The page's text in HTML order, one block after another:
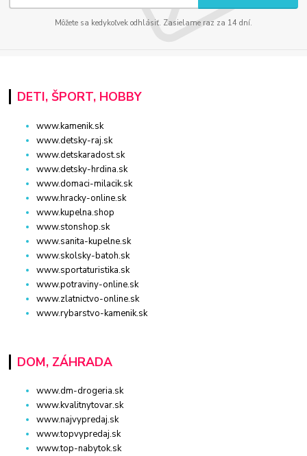
Môžete sa kedykoľvek odhlásiť. Zasielame raz za 14 dní.
DETI, ŠPORT, HOBBY
www.kamenik.sk
www.detsky-raj.sk
www.detskaradost.sk
www.detsky-hrdina.sk
www.domaci-milacik.sk
www.hracky-online.sk
www.kupelna.shop
www.stonshop.sk
www.sanita-kupelne.sk
www.skolsky-batoh.sk
www.sportaturistika.sk
www.potraviny-online.sk
www.zlatnictvo-online.sk
www.rybarstvo-kamenik.sk
DOM, ZÁHRADA
www.dm-drogeria.sk
www.kvalitnytovar.sk
www.najvypredaj.sk
www.topvypredaj.sk
www.top-nabytok.sk